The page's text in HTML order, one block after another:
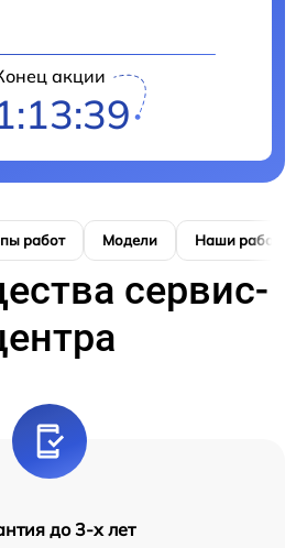
акции
работ Модели Наши работы
сервис-
до 3-х лет